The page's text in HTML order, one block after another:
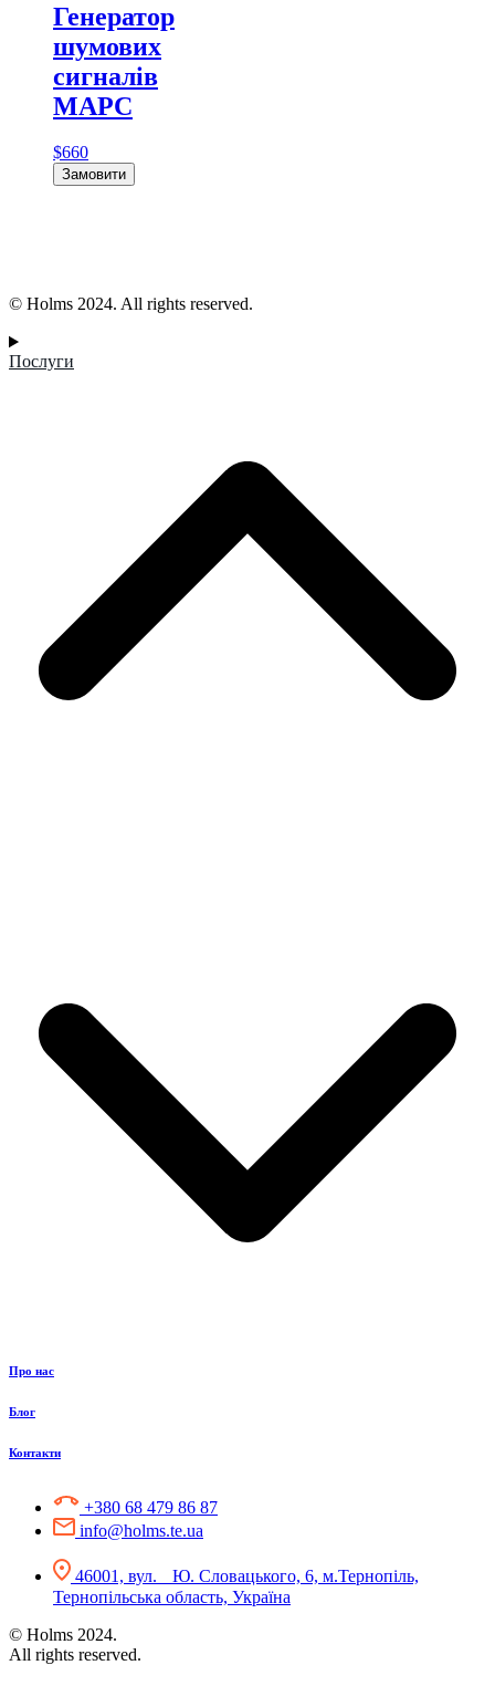
Генератор
шумових
сигналів
МАРС
$660
Замовити
© Holms 2024. All rights reserved.
Послуги
Про нас
Блог
Контакти
+380 68 479 86 87
info@holms.te.ua
46001, вул. Ю. Словацького, 6, м.Тернопіль,
Тернопільська область, Україна
© Holms 2024.
All rights reserved.